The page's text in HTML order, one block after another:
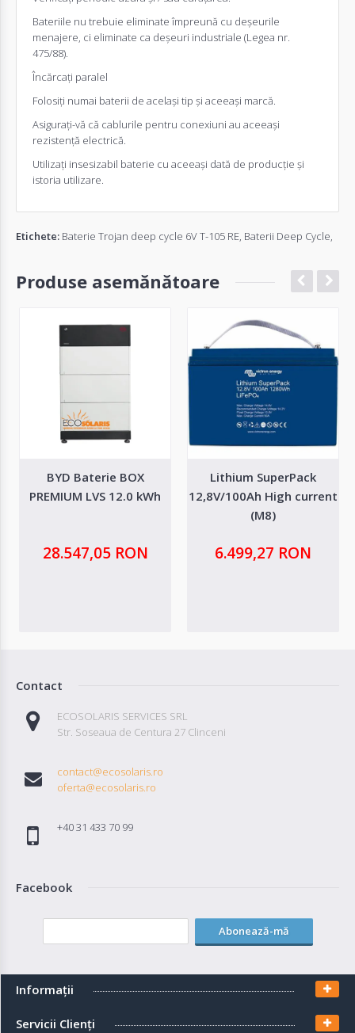
Bateriile nu trebuie eliminate împreună cu deșeurile
menajere, ci eliminate ca deșeuri industriale (Legea nr.
475/88).
Încărcați paralel
Folosiți numai baterii de același tip și aceeași marcă.
Asigurați-vă că cablurile pentru conexiuni au aceeași
rezistență electrică.
Utilizați insesizabil baterie cu aceeași dată de producție și
istoria utilizare.
Etichete: Baterie Trojan deep cycle 6V T-105 RE Baterii Deep Cycle
Produse asemănătoare
BYD Baterie BOX
PREMIUM LVS 12.0 kWh
28.547,05 RON
Lithium SuperPack
12,8V/100Ah High current
(M8)
6.499,27 RON
Contact
ECOSOLARIS SERVICES SRL
Str. Soseaua de Centura 27 Clinceni
contact@ecosolaris.ro
oferta@ecosolaris.ro
+40 31 433 70 99
Facebook
Abonează-mă
Informaţii
Servicii Clienţi